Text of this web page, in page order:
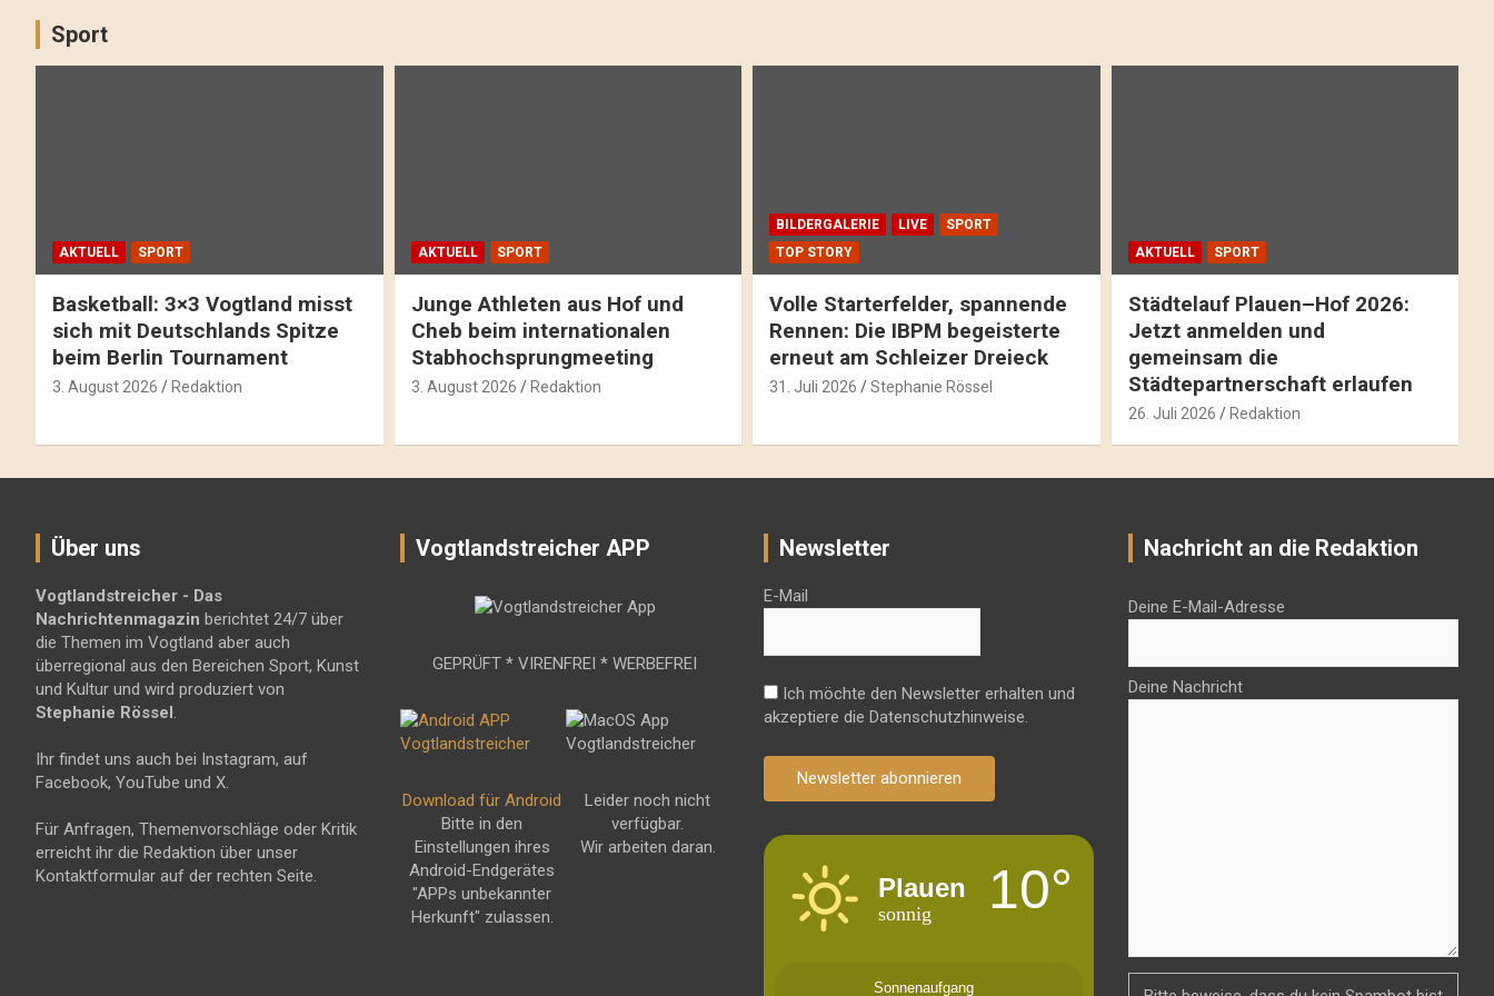
Sport
AKTUELL SPORT
Basketball: 3×3 Vogtland misst
sich mit Deutschlands Spitze
beim Berlin Tournament
3. August 2026 Redaktion
AKTUELL SPORT
Junge Athleten aus Hof und
Cheb beim internationalen
Stabhochsprungmeeting
3. August 2026 Redaktion
BILDERGALERIE LIVE
SPORT
TOP STORY
Volle Starterfelder, spannende
Rennen: Die IBPM begeisterte
erneut am Schleizer Dreieck
31. Juli 2026 Stephanie Rössel
AKTUELL SPORT
Städtelauf Plauen–Hof 2026:
Jetzt anmelden und
gemeinsam die
Städtepartnerschaft erlaufen
26. Juli 2026 Redaktion
Über uns
Vogtlandstreicher - Das
Nachrichtenmagazin berichtet 24/7 über
die Themen im Vogtland aber auch
überregional aus den Bereichen Sport, Kunst
und Kultur und wird produziert von
Stephanie Rössel.
Ihr findet uns auch bei Instagram, auf
Facebook, YouTube und X.
Für Anfragen, Themenvorschläge oder Kritik
erreicht ihr die Redaktion über unser
Kontaktformular auf der rechten Seite.
Vogtlandstreicher APP
GEPRÜFT * VIRENFREI * WERBEFREI
Download für Android
Bitte in den
Einstellungen ihres
Android-Endgerätes
"APPs unbekannter
Herkunft" zulassen.
Leider noch nicht
verfügbar.
Wir arbeiten daran.
Newsletter
E-Mail
Ich möchte den Newsletter erhalten und
akzeptiere die Datenschutzhinweise.
Newsletter abonnieren
Plauen
sonnig 10°
Sonnenaufgang
Nachricht an die Redaktion
Deine E-Mail-Adresse
Deine Nachricht